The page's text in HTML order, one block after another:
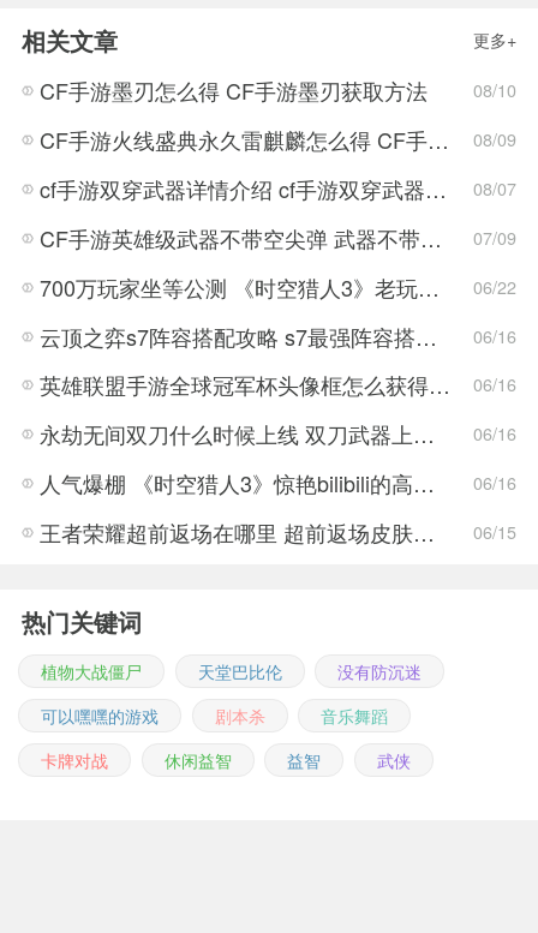
相关文章 更多+
CF手游墨刃怎么得 CF手游墨刃获取方法 08/10
CF手游火线盛典永久雷麒麟怎么得 CF手游火线盛典永久雷麒麟礼包领取 08/09
cf手游双穿武器详情介绍 cf手游双穿武器怎么样 08/07
CF手游英雄级武器不带空尖弹 武器不带空尖弹的考试题目 07/09
700万玩家坐等公测 《时空猎人3》老玩家加速回归! 06/22
云顶之弈s7阵容搭配攻略 s7最强阵容搭配组成大全最新 06/16
英雄联盟手游全球冠军杯头像框怎么获得 LOL手游2022全球冠军杯头像框领取活动 06/16
永劫无间双刀什么时候上线 双刀武器上线时间说明与分享 06/16
人气爆棚 《时空猎人3》惊艳bilibili的高能游戏展发布会 06/16
王者荣耀超前返场在哪里 超前返场皮肤介绍与活动一览 06/15
热门关键词
植物大战僵尸 天堂巴比伦
没有防沉迷
可以嘿嘿的游戏
剧本杀
音乐舞蹈
卡牌对战
休闲益智 益智 武侠